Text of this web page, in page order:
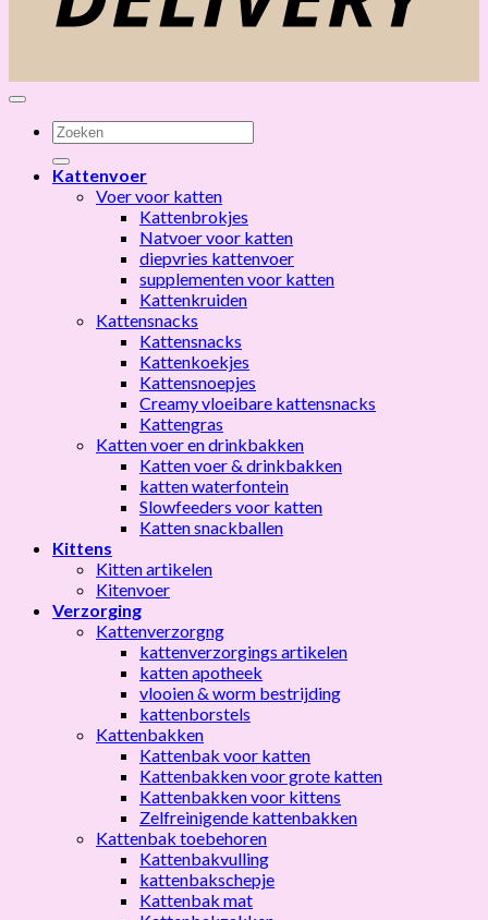
Zoeken
naar:
Kattenvoer
Voer voor katten
Kattenbrokjes
Natvoer voor katten
diepvries kattenvoer
supplementen voor katten
Kattenkruiden
Kattensnacks
Kattensnacks
Kattenkoekjes
Kattensnoepjes
Creamy vloeibare kattensnacks
Kattengras
Katten voer en drinkbakken
Katten voer & drinkbakken
katten waterfontein
Slowfeeders voor katten
Katten snackballen
Kittens
Kitten artikelen
Kitenvoer
Verzorging
Kattenverzorgng
kattenverzorgings artikelen
katten apotheek
vlooien & worm bestrijding
kattenborstels
Kattenbakken
Kattenbak voor katten
Kattenbakken voor grote katten
Kattenbakken voor kittens
Zelfreinigende kattenbakken
Kattenbak toebehoren
Kattenbakvulling
kattenbakschepje
Kattenbak mat